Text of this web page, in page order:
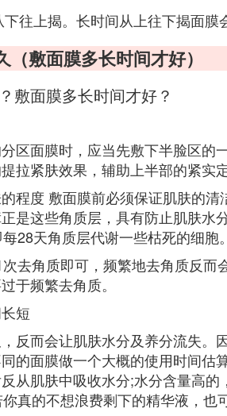
往上揭。长时间从上往下揭面膜
敷面膜多长时间才好）
敷面膜多长时间才好？
区面膜时，应当先敷下半脸区的
拉紧肤效果，辅助上半部的紧实
程度 敷面膜前必须保证肌肤的
是这些角质层，具有防止肌肤水
28天角质层代谢一些枯死的细胞。
去角质即可，频繁地去角质反
于频繁去角质。
短
反而会让肌肤水分及养分流失。
的面膜做一个大概的使用时间估
从肌肤中吸收水分;水分含量高
真的不想浪费剩下的精华液，也